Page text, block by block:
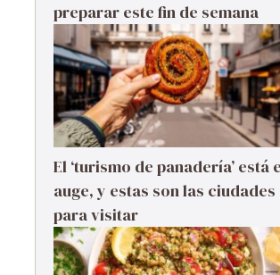
preparar este fin de semana
El ‘turismo de panadería’ está
auge, y estas son las ciudades
para visitar